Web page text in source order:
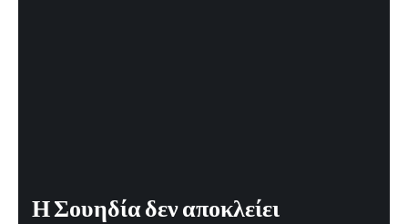
Η Σουηδία δεν αποκλείει